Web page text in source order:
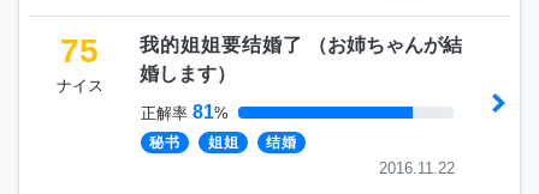
75
ナイス
我的姐姐要结婚了 （お姉ちゃんが結
婚します）
正解率 81%
秘书 姐姐 结婚
2016.11.22